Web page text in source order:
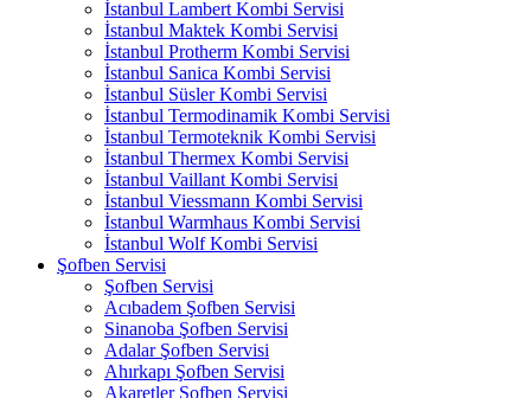
İstanbul Lambert Kombi Servisi
İstanbul Maktek Kombi Servisi
İstanbul Protherm Kombi Servisi
İstanbul Sanica Kombi Servisi
İstanbul Süsler Kombi Servisi
İstanbul Termodinamik Kombi Servisi
İstanbul Termoteknik Kombi Servisi
İstanbul Thermex Kombi Servisi
İstanbul Vaillant Kombi Servisi
İstanbul Viessmann Kombi Servisi
İstanbul Warmhaus Kombi Servisi
İstanbul Wolf Kombi Servisi
Şofben Servisi
Şofben Servisi
Acıbadem Şofben Servisi
Sinanoba Şofben Servisi
Adalar Şofben Servisi
Ahırkapı Şofben Servisi
Akaretler Şofben Servisi